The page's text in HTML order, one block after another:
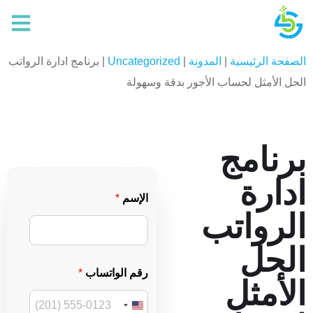
الصفحة الرئيسية المدونة Uncategorized
برنامج ادارة الرواتب
الحل الأمثل لحساب الأجور بدقة وسهولة
برنامج
ادارة
الرواتب
الحل
الأمثل
ل
إ
ا
ل
ر
س
الإسم *
رقم الواتساب *